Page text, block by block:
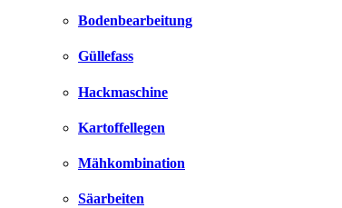
Bodenbearbeitung
Güllefass
Hackmaschine
Kartoffellegen
Mähkombination
Säarbeiten